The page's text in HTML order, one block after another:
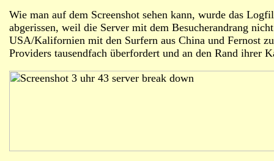
Wie man auf dem Screenshot sehen kann, wurde das
abgerissen, weil die Server mit dem Besucherandrang
USA/Kalifornien mit den Surfern aus China und Fernost
Providers tausendfach überfordert und an den Rand ihrer